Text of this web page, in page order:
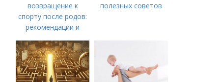
возвращение к
спорту после родов:
рекомендации и
полезных советов